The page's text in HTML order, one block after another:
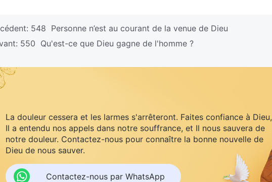
548 Personne n’est au courant de la venue de Dieu
550 Qu'est-ce que Dieu gagne de l'homme ?
La douleur cessera et les larmes s'arrêteront. Faites confiance à Dieu,
Il a entendu nos appels dans notre souffrance, et Il nous sauvera de
notre douleur. Contactez-nous pour connaître la bonne nouvelle de
Dieu de nous sauver.
Contactez-nous par WhatsApp